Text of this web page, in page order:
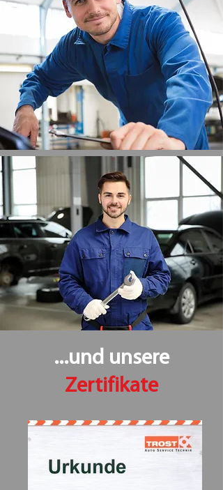
...und unsere
Zertifikate